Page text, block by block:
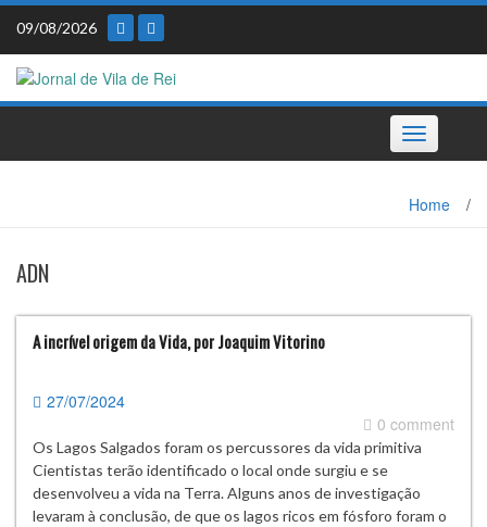
Skip
content
09/08/2026
Toggle
navigation
Home /
ADN
A incrível origem da Vida, por Joaquim Vitorino
27/07/2024
0 comment
Os Lagos Salgados foram os percussores da vida primitiva
Cientistas terão identificado o local onde surgiu e se
desenvolveu a vida na Terra. Alguns anos de investigação
levaram à conclusão, de que os lagos ricos em fósforo foram o